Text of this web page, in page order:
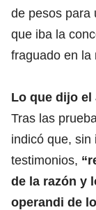
de pesos para
que iba la
fraguado en la
Lo que dijo el
Tras las
indicó que, sin
testimonios,
de la razón y
operandi de